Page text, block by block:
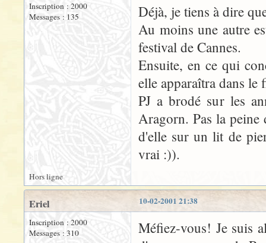
Inscription : 2000
Messages : 135
Déjà, je tiens à dire
Au moins une autre
festival de Cannes.
Ensuite, en ce qui
elle apparaîtra dans le
PJ a brodé sur les
Aragorn. Pas la peine
d'elle sur un lit de
vrai :)).
Hors ligne
10-02-2001 21:38
Eriel
Inscription : 2000
Messages : 310
Méfiez-vous! Je suis